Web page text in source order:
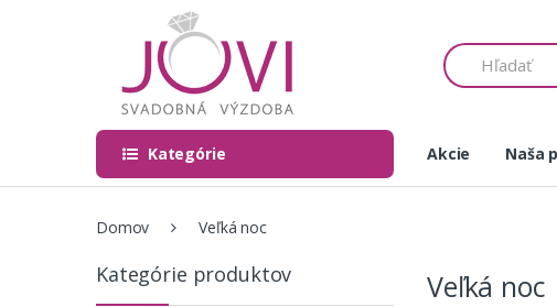
S
e
a
h
o
Kategórie Akcie Naša
Domov Veľká noc
Veľká noc
Kategórie produktov